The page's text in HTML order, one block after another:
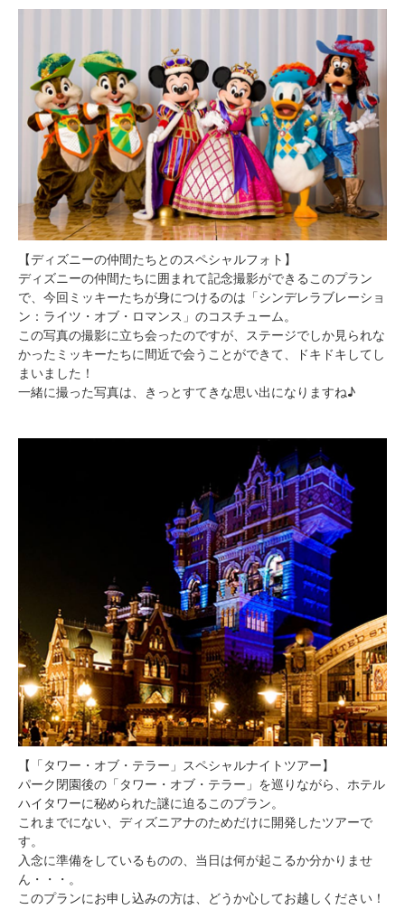
【ディズニーの仲間たちとのスペシャルフォト】
ディズニーの仲間たちに囲まれて記念撮影ができるこのプラン
で、今回ミッキーたちが身につけるのは「シンデレラブレーショ
ン：ライツ・オブ・ロマンス」のコスチューム。
この写真の撮影に立ち会ったのですが、ステージでしか見られな
かったミッキーたちに間近で会うことができて、ドキドキしてし
まいました！
一緒に撮った写真は、きっとすてきな思い出になりますね♪
【「タワー・オブ・テラー」スペシャルナイトツアー】
パーク閉園後の「タワー・オブ・テラー」を巡りながら、ホテル
ハイタワーに秘められた謎に迫るこのプラン。
これまでにない、ディズニアナのためだけに開発したツアーで
す。
入念に準備をしているものの、当日は何が起こるか分かりませ
ん・・・。
このプランにお申し込みの方は、どうか心してお越しください！